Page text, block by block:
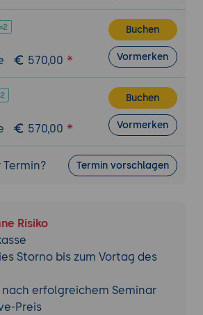
570,00
Buchen
Vormerken
570,00
Buchen
Vormerken
Termin vorschlagen
Risiko
Storno bis zum Vortag des
nach erfolgreichem Seminar
Preis